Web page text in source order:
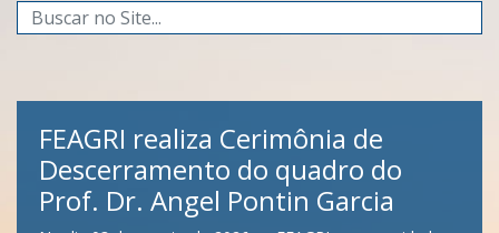
Search
...
FEAGRI realiza Cerimônia de
Descerramento do quadro do
Prof. Dr. Angel Pontin Garcia
FEAGRI